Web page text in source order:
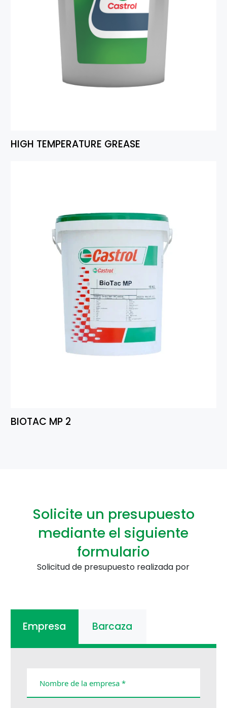
HIGH TEMPERATURE GREASE
BIOTAC MP 2
Solicite un presupuesto
mediante el siguiente
formulario
Solicitud de presupuesto realizada por
Empresa Barcaza
Nombre de la empresa *